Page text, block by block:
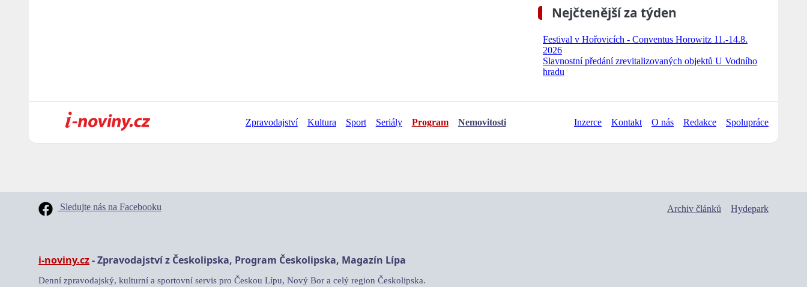
Nejčtenější za týden
Festival v Hořovicích - Conventus Horowitz 11.-14.8.
2026
Slavnostní předání zrevitalizovaných objektů U Vodního
hradu
Zpravodajství Kultura Sport Seriály Program Nemovitosti Inzerce Kontakt O nás Redakce Spolupráce
Sledujte nás na Facebooku Archiv článků Hydepark
i-noviny.cz- Zpravodajství z Českolipska, Program Českolipska, Magazín Lípa
Denní zpravodajský, kulturní a sportovní servis pro Českou Lípu, Nový Bor a celý region Českolipska.